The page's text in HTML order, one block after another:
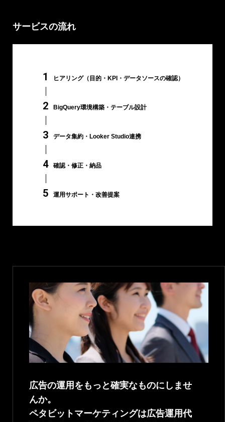
サービスの流れ
ヒアリング（目的・KPI・データソースの確認）
BigQuery環境構築・テーブル設計
データ集約・Looker Studio連携
確認・修正・納品
運用サポート・改善提案
広告の運用をもっと確実なものにしませ
んか。
ペタビットマーケティングは広告運用代